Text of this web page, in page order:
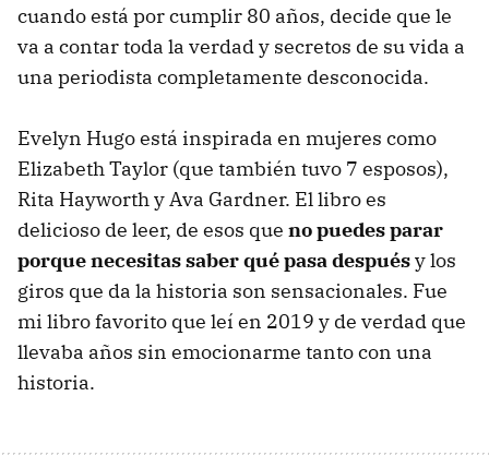
cuando está por cumplir 80 años, decide que le
va a contar toda la verdad y secretos de su vida a
una periodista completamente desconocida.
Evelyn Hugo está inspirada en mujeres como
Elizabeth Taylor (que también tuvo 7 esposos),
Rita Hayworth y Ava Gardner. El libro es
delicioso de leer, de esos que no puedes parar
porque necesitas saber qué pasa despuésy los
giros que da la historia son sensacionales. Fue
mi libro favorito que leí en 2019 y de verdad que
llevaba años sin emocionarme tanto con una
historia.